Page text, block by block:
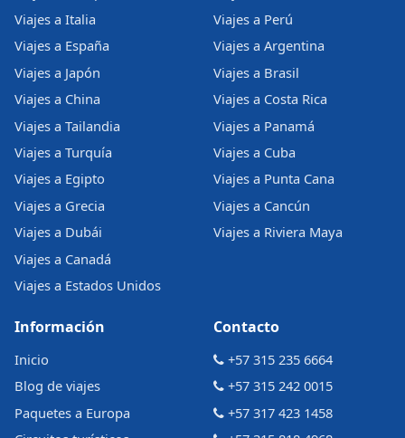
Viajes a Italia
Viajes a España
Viajes a Japón
Viajes a China
Viajes a Tailandia
Viajes a Turquía
Viajes a Egipto
Viajes a Grecia
Viajes a Dubái
Viajes a Canadá
Viajes a Estados Unidos
Viajes a Perú
Viajes a Argentina
Viajes a Brasil
Viajes a Costa Rica
Viajes a Panamá
Viajes a Cuba
Viajes a Punta Cana
Viajes a Cancún
Viajes a Riviera Maya
Información
Inicio
Blog de viajes
Paquetes a Europa
Contacto
+57 315 235 6664
+57 315 242 0015
+57 317 423 1458